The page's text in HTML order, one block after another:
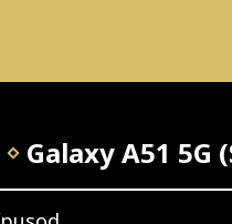
Galaxy A51 5G